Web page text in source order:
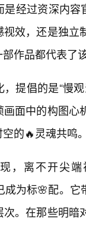
经过资深内
效，还是独
作品都代表了
提倡的是“慢
面中的构图
的🔥灵魂共鸣
，离不开尖
成为标🌸配。
。在那些明